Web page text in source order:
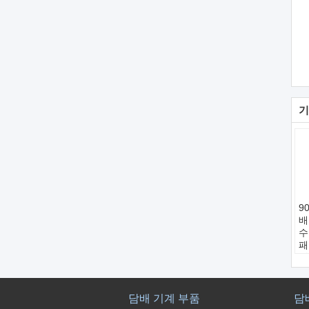
분
담배 기계 부품 담